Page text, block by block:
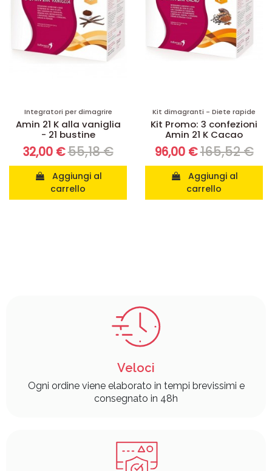
Integratori per dimagrire
Amin 21 K alla vaniglia
- 21 bustine
32,00 €55,18 €
carrello
Kit dimagranti - Diete rapide
Kit Promo: 3 confezioni
Amin 21 K Cacao
96,00 €165,52 €
carrello
Veloci
Ogni ordine viene elaborato in tempi brevissimi e
consegnato in 48h